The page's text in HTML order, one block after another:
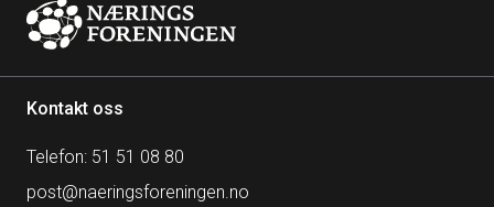
Kontakt oss
Telefon: 51 51 08 80
post@naeringsforeningen.no